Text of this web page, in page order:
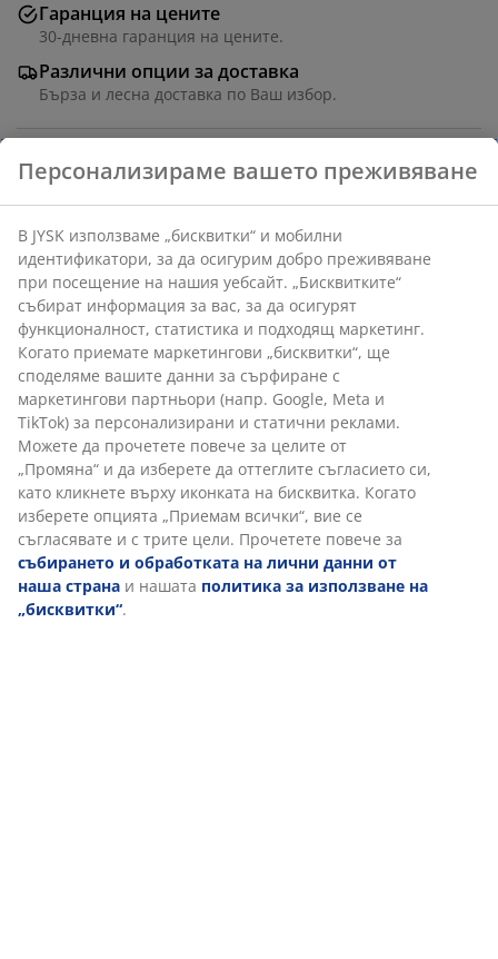
Гаранция на цените
30-дневна гаранция на цените.
Различни опции за доставка
Бърза и лесна доставка по Ваш избор.
Маса за балкон със сив плот от пресован ламинат и
Плотът може да бъде изцяло наклонен на едната
страна за лесно съхранение. Алуминият е лек и
устойчив материал, който не ръждясва.
Артикул: 3700568
Инструкции за сглобяване
Характеристики
Отзиви
(6
Персонализираме вашето преживяване
В JYSK използваме „бисквитки“ и мобилни
идентификатори, за да осигурим добро преживяване
при посещение на нашия уебсайт. „Бисквитките“
събират информация за вас, за да осигурят
функционалност, статистика и подходящ маркетинг.
Когато приемате маркетингови „бисквитки“, ще
споделяме вашите данни за сърфиране с
маркетингови партньори (напр. Google, Meta и
TikTok) за персонализирани и статични реклами.
Можете да прочетете повече за целите от
„Промяна“ и да изберете да оттеглите съгласието си,
като кликнете върху иконката на бисквитка. Когато
изберете опцията „Приемам всички“, вие се
съгласявате и с трите цели. Прочетете повече за
събирането и обработката на лични данни от
наша страна и нашата политика за използване на
„бисквитки“.